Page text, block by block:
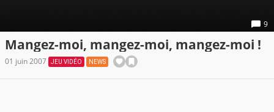
9
Mangez-moi, mangez-moi, mangez-moi !
01 juin 2007 JEU VIDÉO NEWS